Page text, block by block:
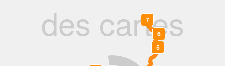
des cartes
5
6
7